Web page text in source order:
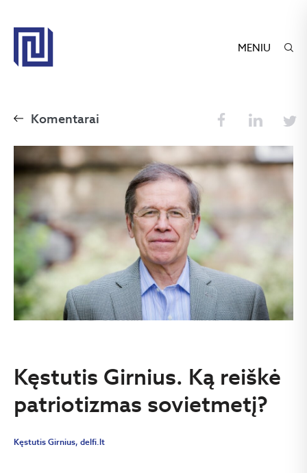
MENIU
Komentarai
Kęstutis Girnius. Ką reiškė
patriotizmas sovietmetį?
Kęstutis Girnius, delfi.lt